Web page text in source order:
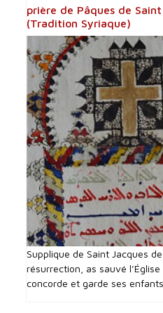
prière de Pâques de
(Tradition Syriaque)
Supplique de Saint Jacques
résurrection, as sauvé
concorde et garde ses enfants